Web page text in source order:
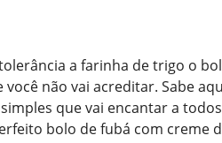
a farinha de trigo o
não vai acreditar. Sabe
que vai encantar a
bolo de fubá com creme